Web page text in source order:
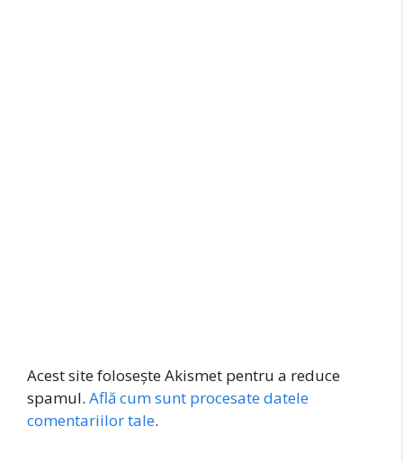
Acest site folosește Akismet pentru a reduce
spamul. Află cum sunt procesate datele
comentariilor tale.